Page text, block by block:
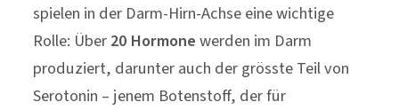
spielen in der Darm-Hirn-Achse eine wichtige
Rolle: Über20 Hormonewerden im Darm
produziert, darunter auch der grösste Teil von
Serotonin – jenem Botenstoff, der für